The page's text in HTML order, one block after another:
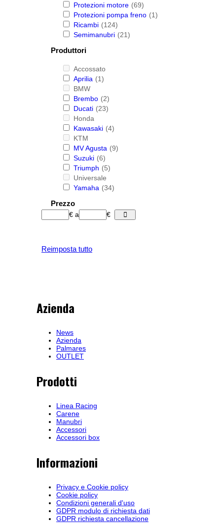
Protezioni motore (69)
Protezioni pompa freno (1)
Ricambi (124)
Semimanubri (21)
Produttori
Accossato
Aprilia (1)
BMW
Brembo (2)
Ducati (23)
Honda
Kawasaki (4)
KTM
MV Agusta (9)
Suzuki (6)
Triumph (5)
Universale
Yamaha (34)
Prezzo
€a €
Reimposta tutto
Azienda
News
Azienda
Palmares
OUTLET
Prodotti
Linea Racing
Carene
Manubri
Accessori
Accessori box
Informazioni
Privacy e Cookie policy
Cookie policy
Condizioni generali d'uso
GDPR modulo di richiesta dati
GDPR richiesta cancellazione